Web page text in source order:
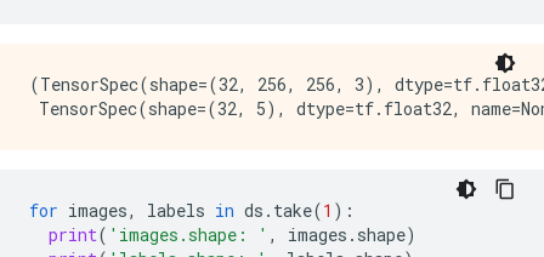
(TensorSpec(shape=(32, 256, 256, 3),
for images, labels in ds . take(1 ):
print( 'images.shape: ' , images . shape)